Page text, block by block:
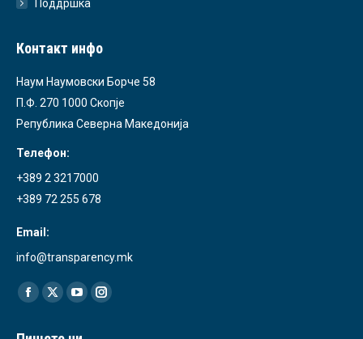
Поддршка
Контакт инфо
Наум Наумовски Борче 58
П.Ф. 270 1000 Скопје
Република Северна Македонија
Телефон:
+389 2 3217000
+389 72 255 678
Email:
info@transparency.mk
Find us on:
Facebook
X
YouTubeInstagram